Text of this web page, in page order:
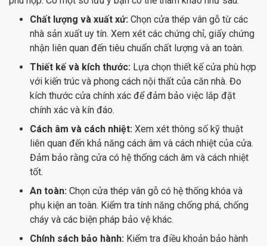
Chất lượng và xuất xứ: Chọn cửa thép vân gỗ từ các
nhà sản xuất uy tín. Xem xét các chứng chỉ, giấy chứng
nhận liên quan đến tiêu chuẩn chất lượng và an toàn.
Thiết kế và kích thước: Lựa chọn thiết kế cửa phù hợp
với kiến trúc và phong cách nội thất của căn nhà. Đo
kích thước cửa chính xác để đảm bảo việc lắp đặt
chính xác và kín đáo.
Cách âm và cách nhiệt: Xem xét thông số kỹ thuật
liên quan đến khả năng cách âm và cách nhiệt của cửa.
Đảm bảo rằng cửa có hệ thống cách âm và cách nhiệt
tốt.
An toàn: Chọn cửa thép vân gỗ có hệ thống khóa và
phụ kiện an toàn. Kiểm tra tính năng chống phá, chống
cháy và các biện pháp bảo vệ khác.
Chính sách bảo hành: Kiểm tra điều khoản bảo hành